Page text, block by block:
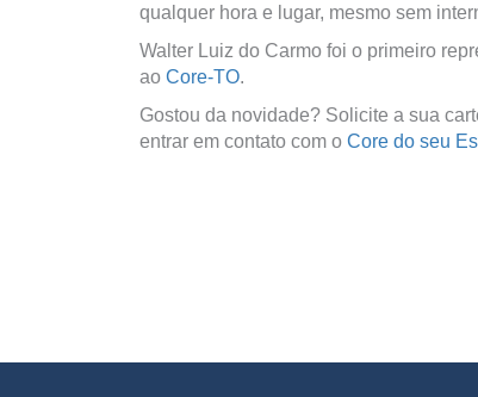
qualquer hora e lugar, mesmo sem
Walter Luiz do Carmo foi o primeiro
ao Core-TO.
Gostou da novidade? Solicite a sua
entrar em contato com o Core do seu